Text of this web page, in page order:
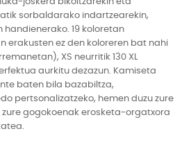
sorbaldarako indartzearekin,
19 koloretan
erakusten ez den koloreren bat nahi
XS neurritik 130 XL
aurkitu dezazun. Kamiseta
baten bila bazabiltza,
pertsonalizatzeko, hemen duzu zure
zure gogokoenak erosketa-orgatxora